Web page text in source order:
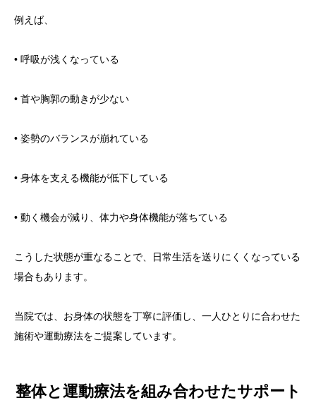
例えば、
• 呼吸が浅くなっている
• 首や胸郭の動きが少ない
• 姿勢のバランスが崩れている
• 身体を支える機能が低下している
• 動く機会が減り、体力や身体機能が落ちている
こうした状態が重なることで、日常生活を送りにくくなっている
場合もあります。
当院では、お身体の状態を丁寧に評価し、一人ひとりに合わせた
施術や運動療法をご提案しています。
整体と運動療法を組み合わせたサポート